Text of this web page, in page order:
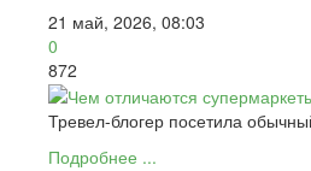
21 май, 2026, 08:03
0
872
Тревел-блогер посетила
Подробнее ...